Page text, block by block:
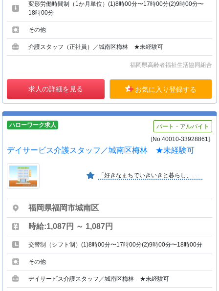
変形労働時間制（1か月単位）(1)8時00分〜17時00分(2)9時00分〜
18時00分
その他
介護スタッフ（正社員）／城南区梅林 ★未経験可
福岡県高齢者福祉生活協同組合
求人の詳細を見る お気に入り登録する
ハローワーク求人
パート・アルバイト
[No:40010-33928861]
デイサービス介護スタッフ／城南区梅林 ★未経験可
福岡県福岡市城南区
時給:1,087円 ～ 1,087円
交替制（シフト制）(1)8時00分〜17時00分(2)9時00分〜18時00分
その他
デイサービス介護スタッフ／城南区梅林 ★未経験可